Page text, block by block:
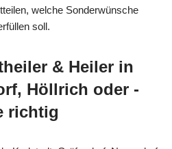
welche Sonderwünsche
soll.
& Heiler in
Höllrich oder -
richtig